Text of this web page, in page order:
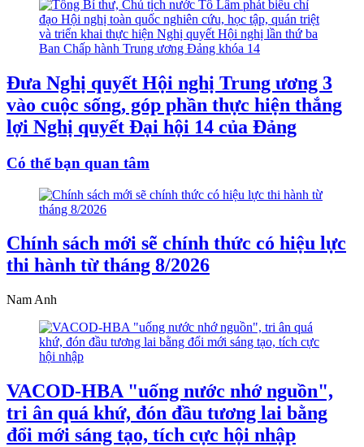
Đưa Nghị quyết Hội nghị Trung ương 3
vào cuộc sống, góp phần thực hiện thắng
lợi Nghị quyết Đại hội 14 của Đảng
Có thể bạn quan tâm
Chính sách mới sẽ chính thức có hiệu lực
thi hành từ tháng 8/2026
Nam Anh
VACOD-HBA "uống nước nhớ nguồn",
tri ân quá khứ, đón đầu tương lai bằng
đổi mới sáng tạo, tích cực hội nhập